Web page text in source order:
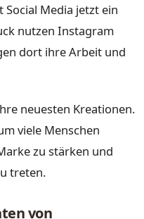
Media jetzt ein
nutzen Instagram
dort ihre Arbeit und
neuesten Kreationen.
viele Menschen
zu stärken und
treten.
von